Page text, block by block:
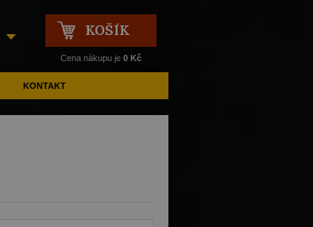
KONTAKT
KOŠÍK
Cena nákupu je 0 Kč